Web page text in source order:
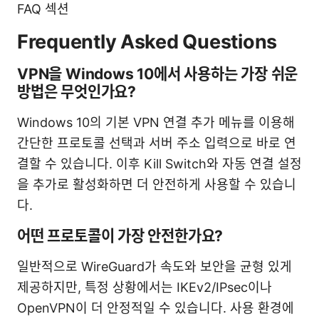
FAQ 섹션
Frequently Asked Questions
VPN을 Windows 10에서 사용하는 가장 쉬운
방법은 무엇인가요?
Windows 10의 기본 VPN 연결 추가 메뉴를 이용해
간단한 프로토콜 선택과 서버 주소 입력으로 바로 연
결할 수 있습니다. 이후 Kill Switch와 자동 연결 설정
을 추가로 활성화하면 더 안전하게 사용할 수 있습니
다.
어떤 프로토콜이 가장 안전한가요?
일반적으로 WireGuard가 속도와 보안을 균형 있게
제공하지만, 특정 상황에서는 IKEv2/IPsec이나
OpenVPN이 더 안정적일 수 있습니다. 사용 환경에